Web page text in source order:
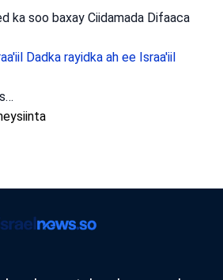
ka soo baxay Ciidamada Difaaca
Dadka rayidka ah ee Israa'iil